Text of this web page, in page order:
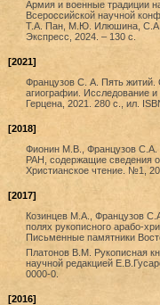
Армия и военные традиции
Всероссийской научной
Т.А. Пан, М.Ю. Илюшина, С.А.
Экспресс, 2024. – 130 с.
[2021]
Французов С. А. Пять житий.
агиографии. Исследование
Герцена, 2021. 280 с., ил.
[2018]
Фионин М.В., Французов С.А.
РАН, содержащие сведения
Христианское чтение. №1,
[2017]
Козинцев М.А., Французов
полях рукописного арабо-
Письменные памятники
Платонов В.М. Рукописная
научной редакцией
0000-0.
[2016]